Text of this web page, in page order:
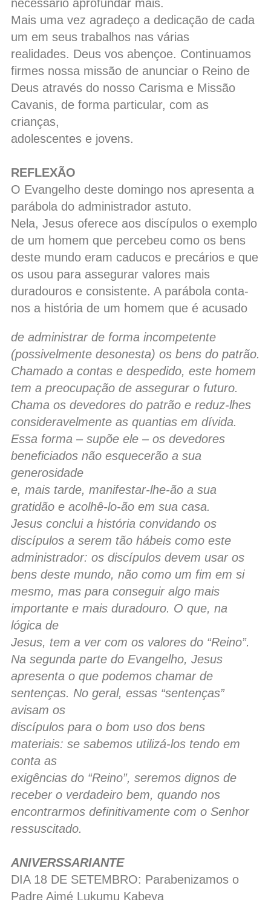
necessário aprofundar mais.
Mais uma vez agradeço a dedicação de cada
um em seus trabalhos nas várias
realidades. Deus vos abençoe. Continuamos
firmes nossa missão de anunciar o Reino de
Deus através do nosso Carisma e Missão
Cavanis, de forma particular, com as
crianças,
adolescentes e jovens.
REFLEXÃO
O Evangelho deste domingo nos apresenta a
parábola do administrador astuto.
Nela, Jesus oferece aos discípulos o exemplo
de um homem que percebeu como os bens
deste mundo eram caducos e precários e que
os usou para assegurar valores mais
duradouros e consistente. A parábola conta-
nos a história de um homem que é acusado
de administrar de forma incompetente
(possivelmente desonesta) os bens do patrão.
Chamado a contas e despedido, este homem
tem a preocupação de assegurar o futuro.
Chama os devedores do patrão e reduz-lhes
consideravelmente as quantias em dívida.
Essa forma – supõe ele – os devedores
beneficiados não esquecerão a sua
generosidade
e, mais tarde, manifestar-lhe-ão a sua
gratidão e acolhê-lo-ão em sua casa.
Jesus conclui a história convidando os
discípulos a serem tão hábeis como este
administrador: os discípulos devem usar os
bens deste mundo, não como um fim em si
mesmo, mas para conseguir algo mais
importante e mais duradouro. O que, na
lógica de
Jesus, tem a ver com os valores do “Reino”.
Na segunda parte do Evangelho, Jesus
apresenta o que podemos chamar de
sentenças. No geral, essas “sentenças”
avisam os
discípulos para o bom uso dos bens
materiais: se sabemos utilizá-los tendo em
conta as
exigências do “Reino”, seremos dignos de
receber o verdadeiro bem, quando nos
encontrarmos definitivamente com o Senhor
ressuscitado.
ANIVERSSARIANTE
DIA 18 DE SETEMBRO: Parabenizamos o
Padre Aimé Lukumu Kabeya